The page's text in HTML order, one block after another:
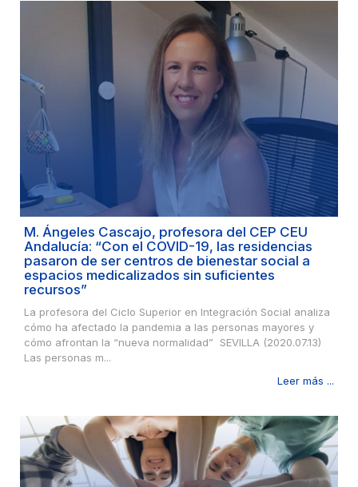
M. Ángeles Cascajo, profesora del CEP CEU
Andalucía: “Con el COVID-19, las residencias
pasaron de ser centros de bienestar social a
espacios medicalizados sin suficientes
recursos”
La profesora del Ciclo Superior en Integración Social analiza
cómo ha afectado la pandemia a las personas mayores y
cómo afrontan la “nueva normalidad” SEVILLA (2020.07.13)
Las personas m...
Leer más ...